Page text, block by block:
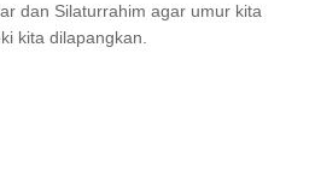
dan Silaturrahim agar umur kita
kita dilapangkan.